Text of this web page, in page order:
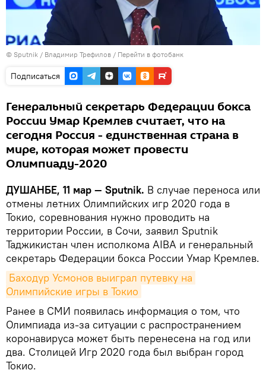
© Sputnik / Владимир Трефилов / Перейти в фотобанк
Подписаться
Генеральный секретарь Федерации бокса
России Умар Кремлев считает, что на
сегодня Россия - единственная страна в
мире, которая может провести
Олимпиаду-2020
ДУШАНБЕ, 11 мар — Sputnik. В случае переноса или
отмены летних Олимпийских игр 2020 года в
Токио, соревнования нужно проводить на
территории России, в Сочи, заявил Sputnik
Таджикистан член исполкома AIBA и генеральный
секретарь Федерации бокса России Умар Кремлев.
Баходур Усмонов выиграл путевку на
Олимпийские игры в Токио
Ранее в СМИ появилась информация о том, что
Олимпиада из-за ситуации с распространением
коронавируса может быть перенесена на год или
два. Столицей Игр 2020 года был выбран город
Токио.